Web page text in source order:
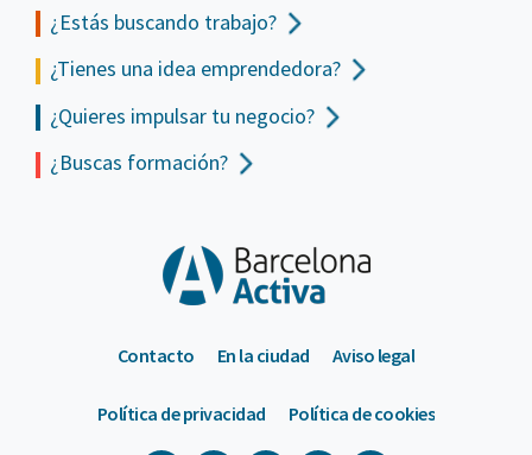
¿Estás buscando trabajo?
¿Tienes una idea emprendedora?
¿Quieres impulsar tu negocio?
¿Buscas formación?
Contacto En la ciudad Aviso legal
Política de privacidad Política de cookies